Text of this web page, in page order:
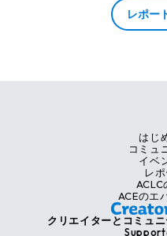
レポー
クリエイターとコミュ
はじ
コミュ
イベ
レ
ACLC
ACEのエ